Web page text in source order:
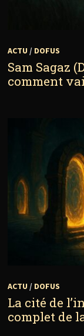
ACTU / DOFUS
Sam Sagaz
comment
ACTU / DOFUS
La cité de
complet de